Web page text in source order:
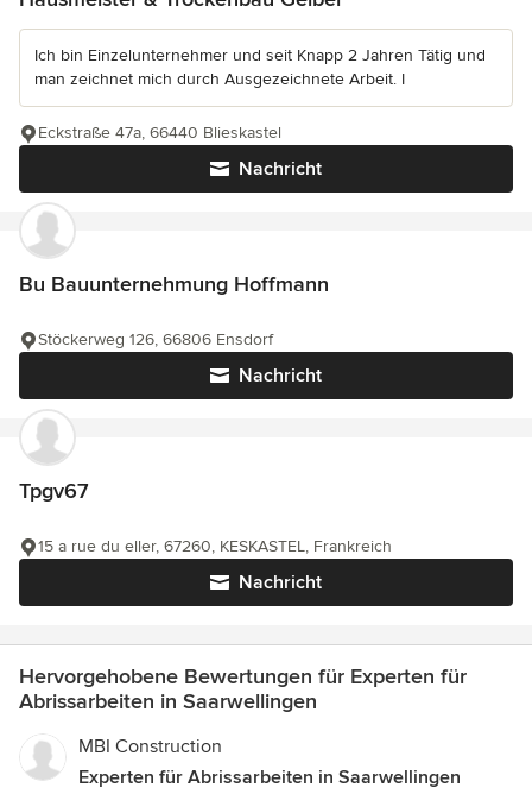
Ich bin Einzelunternehmer und seit Knapp 2 Jahren Tätig und
man zeichnet mich durch Ausgezeichnete Arbeit. I
Nachricht
Eckstraße 47a, 66440 Blieskastel
Bu Bauunternehmung Hoffmann
Nachricht
Stöckerweg 126, 66806 Ensdorf
Tpgv67
Nachricht
15 a rue du eller, 67260, KESKASTEL, Frankreich
Hervorgehobene Bewertungen für Experten für
Abrissarbeiten in Saarwellingen
MBI Construction
Experten für Abrissarbeiten in Saarwellingen